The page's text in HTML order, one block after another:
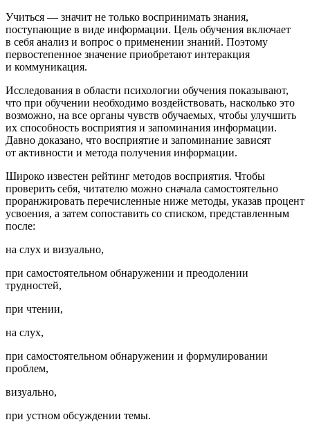
Учиться — значит не только воспринимать знания,
поступающие в виде информации. Цель обучения включает
в себя анализ и вопрос о применении знаний. Поэтому
первостепенное значение приобретают интеракция
и коммуникация.
Исследования в области психологии обучения показывают,
что при обучении необходимо воздействовать, насколько это
возможно, на все органы чувств обучаемых, чтобы улучшить
их способность восприятия и запоминания информации.
Давно доказано, что восприятие и запоминание зависят
от активности и метода получения информации.
Широко известен рейтинг методов восприятия. Чтобы
проверить себя, читателю можно сначала самостоятельно
проранжировать перечисленные ниже методы, указав процент
усвоения, а затем сопоставить со списком, представленным
после:
на слух и визуально,
при самостоятельном обнаружении и преодолении
трудностей,
при чтении,
на слух,
при самостоятельном обнаружении и формулировании
проблем,
визуально,
при устном обсуждении темы.